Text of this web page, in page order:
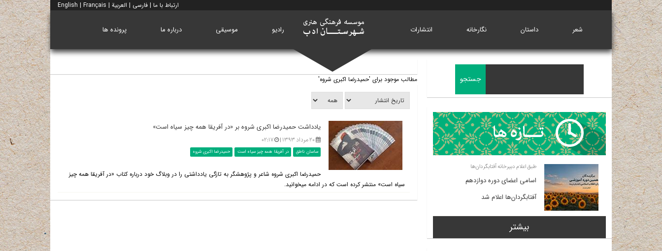
ارتباط با ما | فارسی | العربية |
English | Français
شعر داستان نگارخانه انتشارات خانه رادیو موسیقی درباره ما پرونده ها
مطالب موجود برای 'حمیدرضا اکبری شروه'
یادداشت حمیدرضا اکبری شروه بر «در آفریقا همه چیز سیاه است»
۲۰ مرداد ۱۳۹۳ | ۰۲:۱۷
ساسان ناطق در آفریقا همه چیز سیاه است حمیدرضا اکبری شروه
حمیدرضا اکبری شروه شاعر و پژوهشگر به تازگی یادداشتی را در وبلاگ خود درباره کتاب «در آفریقا همه چیز
سیاه است» منتشر کرده است که در ادامه می‎خوانید.
طبق اعلام دبیرخانه آفتابگردان‌ها
اسامی اعضای دوره دوازدهم
آفتابگردان‌ها اعلام شد
بیشتر